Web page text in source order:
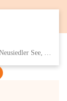
Eisenstädter Straße 18, 7091 Breitenbrunn am Neusiedler See, AUT